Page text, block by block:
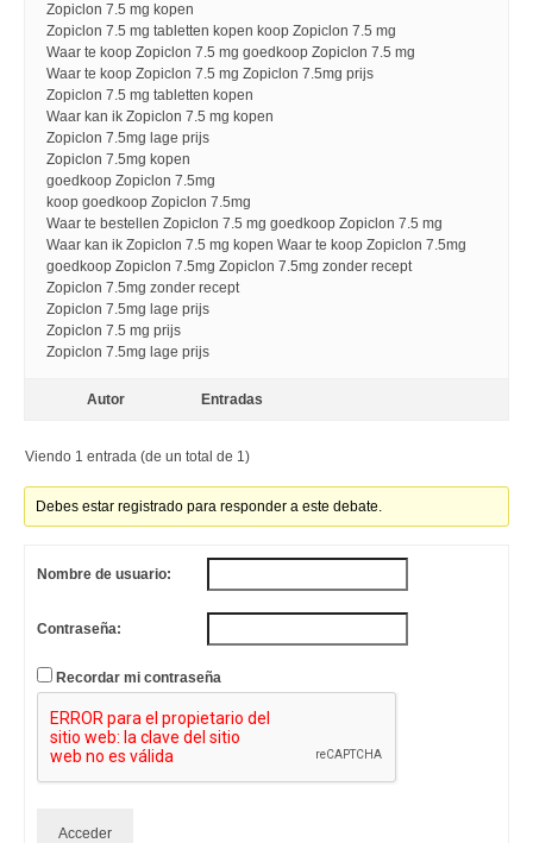
Zopiclon 7.5 mg kopen
Zopiclon 7.5 mg tabletten kopen koop Zopiclon 7.5 mg
Waar te koop Zopiclon 7.5 mg goedkoop Zopiclon 7.5 mg
Waar te koop Zopiclon 7.5 mg Zopiclon 7.5mg prijs
Zopiclon 7.5 mg tabletten kopen
Waar kan ik Zopiclon 7.5 mg kopen
Zopiclon 7.5mg lage prijs
Zopiclon 7.5mg kopen
goedkoop Zopiclon 7.5mg
koop goedkoop Zopiclon 7.5mg
Waar te bestellen Zopiclon 7.5 mg goedkoop Zopiclon 7.5 mg
Waar kan ik Zopiclon 7.5 mg kopen Waar te koop Zopiclon 7.5mg
goedkoop Zopiclon 7.5mg Zopiclon 7.5mg zonder recept
Zopiclon 7.5mg zonder recept
Zopiclon 7.5mg lage prijs
Zopiclon 7.5 mg prijs
Zopiclon 7.5mg lage prijs
Autor Entradas
Viendo 1 entrada (de un total de 1)
Debes estar registrado para responder a este debate.
Nombre de usuario:
Contraseña:
Recordar mi contraseña
Acceder